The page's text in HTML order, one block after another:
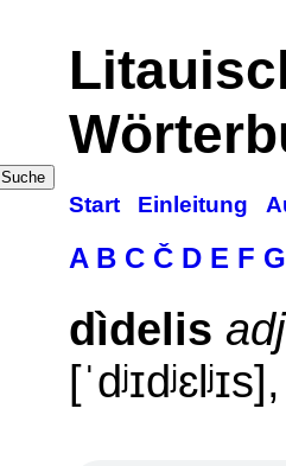
Suche
Start Einleitung
A B C Č D E F G
dìdelis